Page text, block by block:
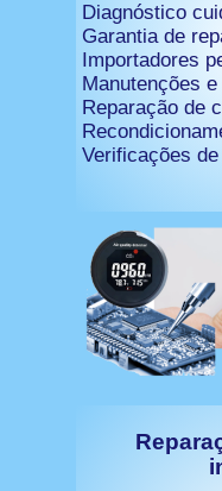
Diagnóstico
Garantia de
Importadores
Manutenções
Reparação de
Verificações